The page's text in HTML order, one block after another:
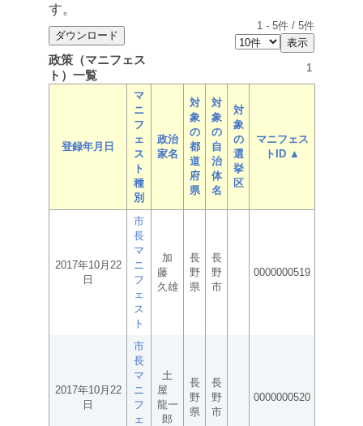
す。
1 - 5件 / 5件
政策（マニフェス
ト）一覧
1
登録年月日
マ
ニ
フ
ェ
ス
ト
種
別
政治
家名
対
象
の
都
道
府
県
対
象
の
自
治
体
名
対
象
の
選
挙
区
マニフェス
トID ▲
2017年10月22
日
市
長
マ
ニ
フ
ェ
ス
ト
加
藤
久雄
長
野
県
長
野
市
0000000519
2017年10月22
日
市
長
マ
ニ
フ
ェ
土
屋
龍一
郎
長
野
県
長
野
市
0000000520